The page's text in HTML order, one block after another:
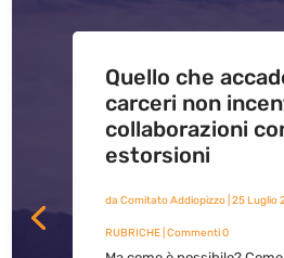
Quello che
carceri non
collaborazioni
estorsioni
da Comitato Addiopizzo| 25 Luglio
RUBRICHE| Commenti 0